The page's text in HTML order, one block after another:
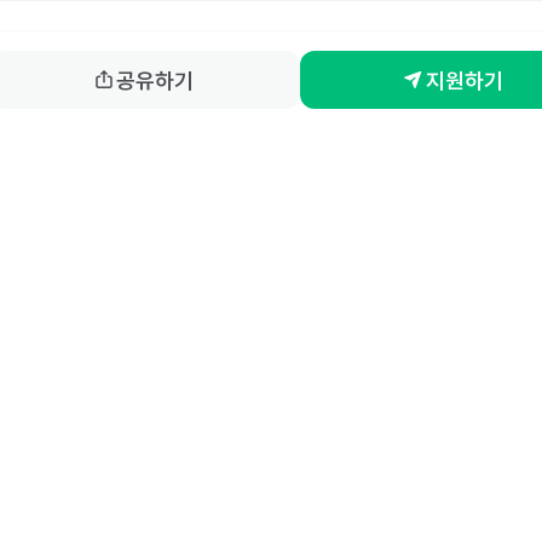
공유하기 지원하기